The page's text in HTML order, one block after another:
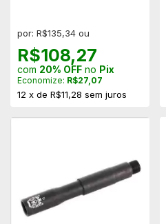
por: R$135,34 ou
R$108,27
com 20% OFF no Pix
Economize: R$27,07
12 x de R$11,28 sem juros